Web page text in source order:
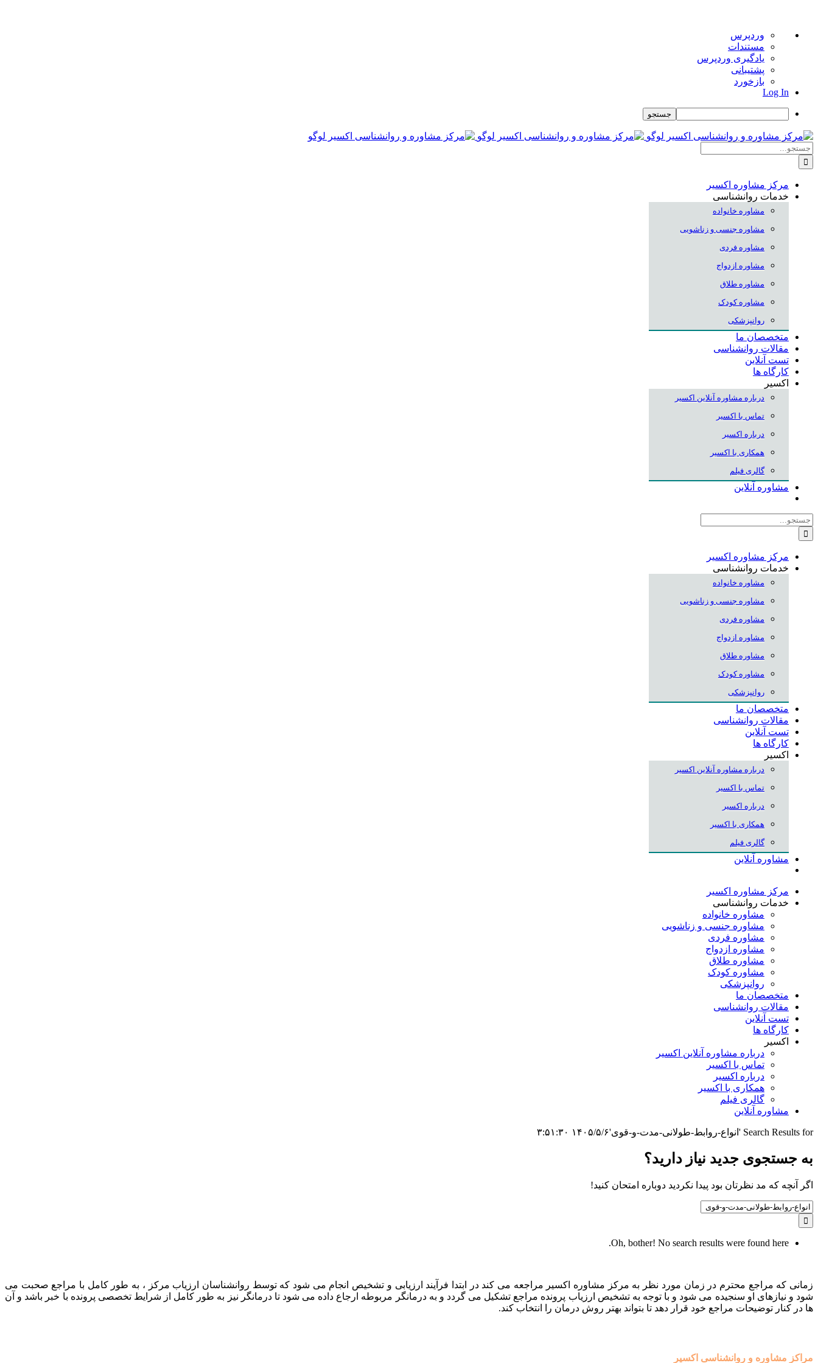
درباره
وردپرس
وردپرس
مستندات
یادگیری وردپرس
پشتیبانی
بازخورد
Log In
جستجو
Skip
to
content
جستجو
برای:
مرکز مشاوره اکسیر
خدمات روانشناسی
مشاوره خانواده
مشاوره جنسی و زناشویی
مشاوره فردی
مشاوره ازدواج
مشاوره طلاق
مشاوره کودک
روانپزشکی
متخصصان ما
مقالات روانشناسی
تست آنلاین
کارگاه ها
اکسیر
درباره مشاوره آنلاین اکسیر
تماس با اکسیر
درباره اکسیر
همکاری با اکسیر
گالری فیلم
مشاوره آنلاین
جستجو
برای:
مرکز مشاوره اکسیر
خدمات روانشناسی
مشاوره خانواده
مشاوره جنسی و زناشویی
مشاوره فردی
مشاوره ازدواج
مشاوره طلاق
مشاوره کودک
روانپزشکی
متخصصان ما
مقالات روانشناسی
تست آنلاین
کارگاه ها
اکسیر
درباره مشاوره آنلاین اکسیر
تماس با اکسیر
درباره اکسیر
همکاری با اکسیر
گالری فیلم
مشاوره آنلاین
مرکز مشاوره اکسیر
خدمات روانشناسی
مشاوره خانواده
مشاوره جنسی و زناشویی
مشاوره فردی
مشاوره ازدواج
مشاوره طلاق
مشاوره کودک
روانپزشکی
متخصصان ما
مقالات روانشناسی
تست آنلاین
کارگاه ها
اکسیر
درباره مشاوره آنلاین اکسیر
تماس با اکسیر
درباره اکسیر
همکاری با اکسیر
گالری فیلم
مشاوره آنلاین
Search Results for 'انواع-روابط-طولانی-مدت-و-قوی' ۱۴۰۵/۵/۶ ۳:۵۱:۳۰
به جستجوی جديد نياز داريد؟
اگر آنچه که مد نظرتان بود پیدا نکردید دوباره امتحان کنید!
Search
for:
Oh, bother! No search results were found here.
زمانی که مراجع محترم در زمان مورد نظر به مرکز مشاوره اکسیر مراجعه می کند در ابتدا فرآیند ارزیابی و تشخیص انجام می شود که توسط روانشناسان ارزیاب مرکز ، به طور کامل با مراجع صحبت می
شود و نیازهای او سنجیده می شود و با توجه به تشخیص ارزیاب پرونده مراجع تشکیل می گردد و به درمانگر مربوطه ارجاع داده می شود تا درمانگر نیز به طور کامل از شرایط تخصصی پرونده با خبر باشد و آن
ها در کنار توضیحات مراجع خود قرار دهد تا بتواند بهتر روش درمان را انتخاب کند.
مراکز مشاوره و روانشناسی اکسیر